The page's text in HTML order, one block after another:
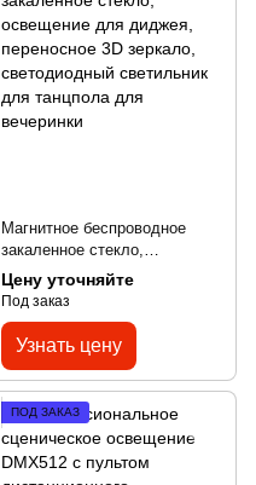
Магнитное беспроводное
закаленное стекло,
освещение для диджея,
переносное 3D зеркало,
светодиодный светильник
для танцпола для вечеринки
Цену уточняйте
Под заказ
Узнать цену
ПОД ЗАКАЗ